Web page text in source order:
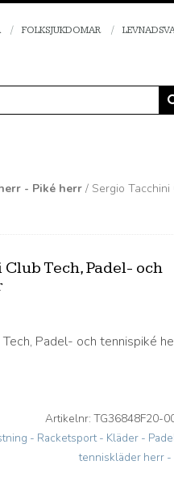
FOLKSJUKDOMAR
- Piké herr / Sergio Tacchini
Tech, Padel- och
Padel- och tennispiké
Artikelnr: TG36848F20-
- Racketsport - Kläder -
tenniskläder herr -